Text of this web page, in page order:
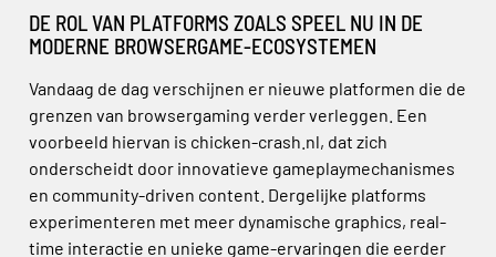
DE ROL VAN PLATFORMS ZOALS SPEEL NU IN DE
MODERNE BROWSERGAME-ECOSYSTEMEN
Vandaag de dag verschijnen er nieuwe platformen die de
grenzen van browsergaming verder verleggen. Een
voorbeeld hiervan is chicken-crash.nl, dat zich
onderscheidt door innovatieve gameplaymechanismes
en community-driven content. Dergelijke platforms
experimenteren met meer dynamische graphics, real-
time interactie en unieke game-ervaringen die eerder